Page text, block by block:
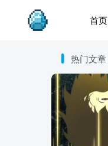
首页
热门文章